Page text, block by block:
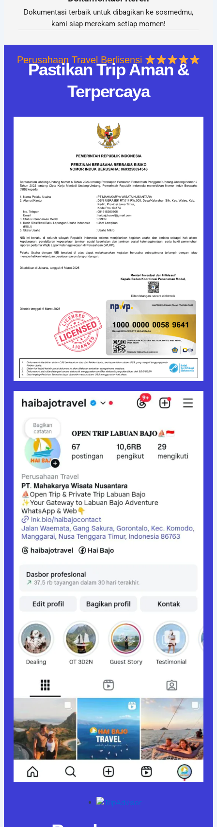
Dokumentasi terbaik untuk dibagikan ke sosmedmu,
kami siap merekam setiap momen!
Pastikan Trip Aman &
Terpercaya
Perusahaan Travel Berlisensi